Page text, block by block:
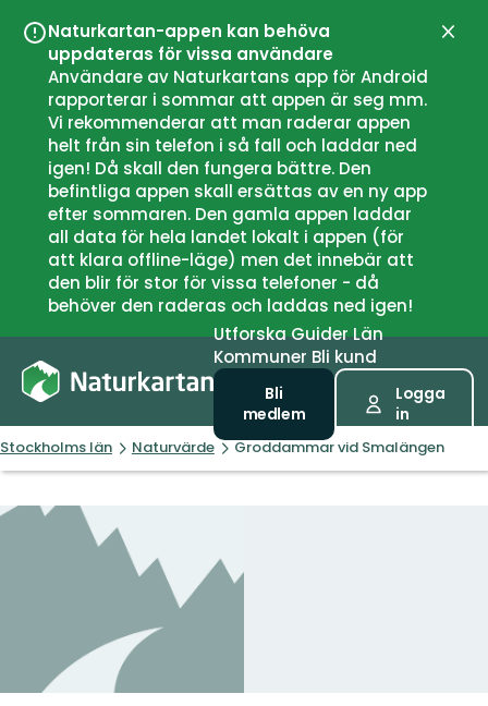
Naturkartan-appen kan behöva
uppdateras för vissa användare
Användare av Naturkartans app för Android
rapporterar i sommar att appen är seg mm.
Vi rekommenderar att man raderar appen
helt från sin telefon i så fall och laddar ned
igen! Då skall den fungera bättre. Den
befintliga appen skall ersättas av en ny app
efter sommaren. Den gamla appen laddar
all data för hela landet lokalt i appen (för
att klara offline-läge) men det innebär att
den blir för stor för vissa telefoner - då
behöver den raderas och laddas ned igen!
UtforskaGuiderLän
Kommuner Bli kund
Bli
medlem
Logga
in
Stockholms län Naturvärde Groddammar vid Smalängen